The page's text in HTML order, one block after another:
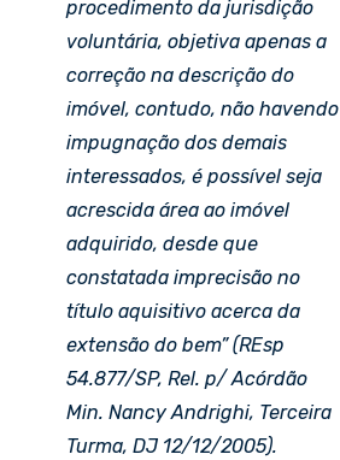
procedimento da jurisdição
voluntária, objetiva apenas a
correção na descrição do
imóvel, contudo, não havendo
impugnação dos demais
interessados, é possível seja
acrescida área ao imóvel
adquirido, desde que
constatada imprecisão no
título aquisitivo acerca da
extensão do bem” (REsp
54.877/SP, Rel. p/ Acórdão
Min. Nancy Andrighi, Terceira
Turma, DJ 12/12/2005).